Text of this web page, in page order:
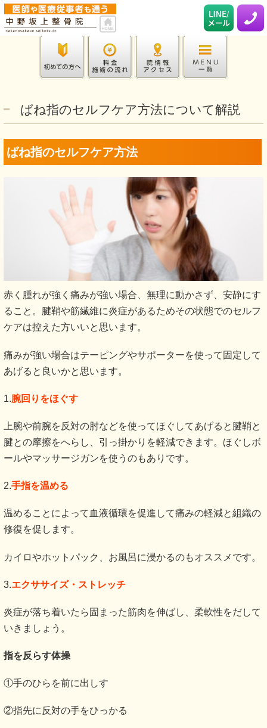
ばね指のセルフケア方法について解説
ばね指のセルフケア方法
赤く腫れが強く痛みが強い場合、無理に動かさず、安静にす
ること。腱鞘や筋繊維に炎症があるためその状態でのセルフ
ケアは控えた方いいと思います。
痛みが強い場合はテーピングやサポーターを使って固定して
あげると良いかと思います。
1.腕回りをほぐす
上腕や前腕を反対の肘などを使ってほぐしてあげると腱鞘と
腱との摩擦をへらし、引っ掛かりを軽減できます。ほぐしボ
ールやマッサージガンを使うのもありです。
2.手指を温める
温めることによって血液循環を促進して痛みの軽減と組織の
修復を促します。
カイロやホットパック、お風呂に浸かるのもオススメです。
3.エクササイズ・ストレッチ
炎症が落ち着いたら固まった筋肉を伸ばし、柔軟性をだして
いきましょう。
指を反らす体操
①手のひらを前に出しす
②指先に反対の手をひっかる